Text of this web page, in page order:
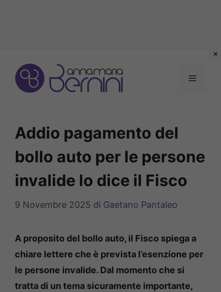
contenuto
MENU
Addio pagamento del
bollo auto per le persone
invalide lo dice il Fisco
9 Novembre 2025 di Gaetano Pantaleo
A proposito del bollo auto, il Fisco spiega a
chiare lettere che è prevista l’esenzione per
le persone invalide. Dal momento che si
tratta di un tema sicuramente importante,